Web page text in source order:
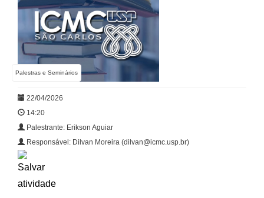
Palestras e Seminários
22/04/2026
14:20
Palestrante: Erikson Aguiar
Responsável: Dilvan Moreira (dilvan@icmc.usp.br)